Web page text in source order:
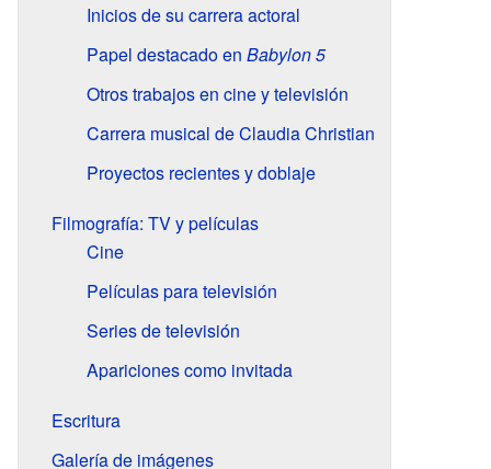
Inicios de su carrera actoral
Papel destacado en Babylon 5
Otros trabajos en cine y televisión
Carrera musical de Claudia Christian
Proyectos recientes y doblaje
Filmografía: TV y películas
Cine
Películas para televisión
Series de televisión
Apariciones como invitada
Escritura
Galería de imágenes